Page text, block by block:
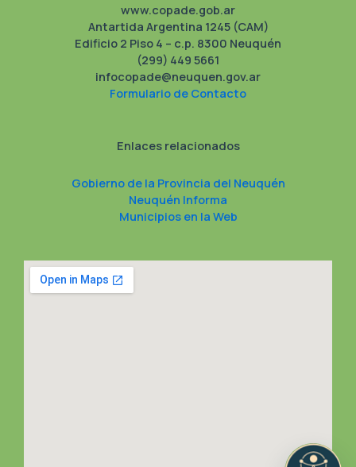
www.copade.gob.ar
Antartida Argentina 1245 (CAM)
Edificio 2 Piso 4 – c.p. 8300 Neuquén
(299) 449 5661
infocopade@neuquen.gov.ar
Formulario de Contacto
Enlaces relacionados
Gobierno de la Provincia del Neuquén
Neuquén Informa
Municipios en la Web